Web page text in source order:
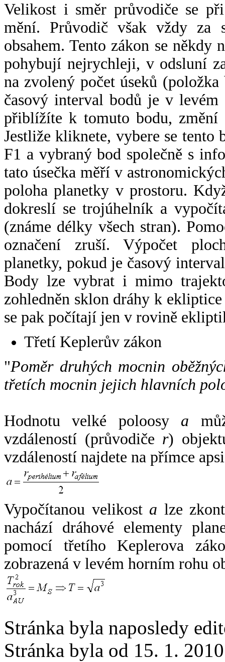
Velikost i směr průvodiče se
mění. Průvodič však vždy za
obsahem. Tento zákon se někdy
pohybují nejrychleji, v odsluní
na zvolený počet úseků
časový interval bodů je v
přiblížíte k tomuto bodu,
Jestliže kliknete, vybere se tento
F1 a vybraný bod společně s
tato úsečka měří v
poloha planetky v prostoru.
dokreslí se trojúhelník a
(známe délky všech stran).
označení zruší. Výpočet
planetky, pokud je časový
Body lze vybrat i mimo
zohledněn sklon dráhy k
se pak počítají jen v rovině
Třetí Keplerův zákon
"Poměr druhých mocnin
třetích mocnin jejich hlavních
Hodnotu velké poloosy a
vzdáleností (průvodiče r)
vzdáleností najdete na přímce
Vypočítanou velikost a lze
nachází dráhové elementy
pomocí třetího Keplerova
zobrazená v levém horním rohu
Stránka byla naposledy
Stránka byla od 15. 1.